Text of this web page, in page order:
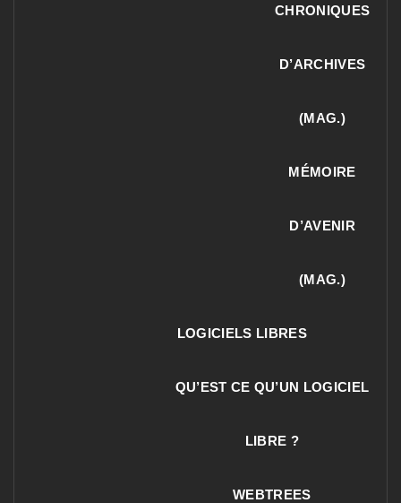
CHRONIQUES
D’ARCHIVES
(MAG.)
MÉMOIRE
D’AVENIR
(MAG.)
LOGICIELS LIBRES
QU’EST CE QU’UN LOGICIEL
LIBRE ?
WEBTREES